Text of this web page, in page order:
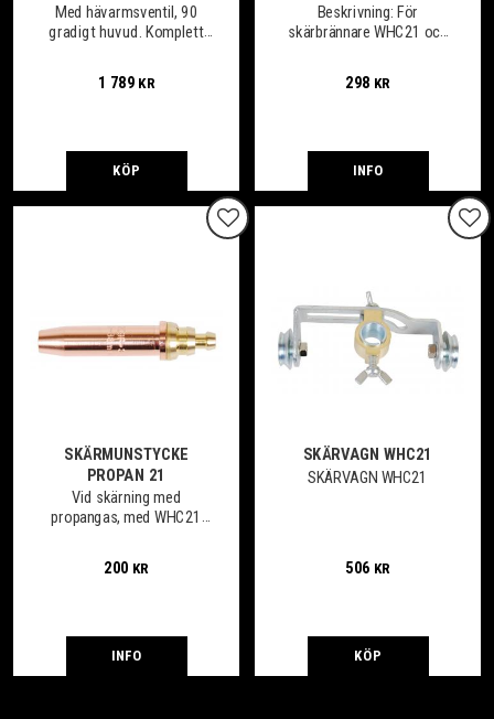
Med hävarmsventil, 90
gradigt huvud. Komplett
1 789KR
KÖP
Beskrivning: För
skärbrännare WHC21 och
298 KR
INFO
SKÄRMUNSTYCKE
PROPAN 21
Vid skärning med
propangas, med WHC21
200 KR
Lägg till i favoriter
INFO
SKÄRVAGN WHC21
SKÄRVAGN WHC21
506 KR
KÖP